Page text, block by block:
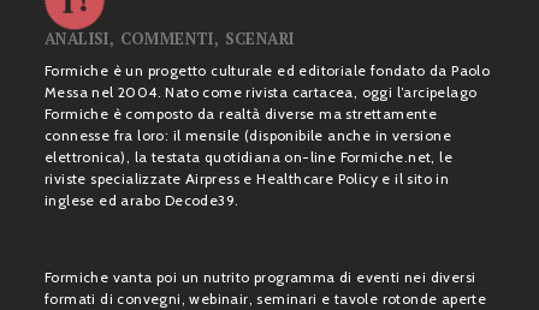
ANALISI, COMMENTI, SCENARI
Formiche è un progetto culturale ed editoriale fondato da Paolo
Messa nel 2004. Nato come rivista cartacea, oggi l’arcipelago
Formiche è composto da realtà diverse ma strettamente
connesse fra loro: il mensile (disponibile anche in versione
elettronica), la testata quotidiana on-line Formiche.net, le
riviste specializzate Airpress e Healthcare Policy e il sito in
inglese ed arabo Decode39.
Formiche vanta poi un nutrito programma di eventi nei diversi
formati di convegni, webinair, seminari e tavole rotonde aperte